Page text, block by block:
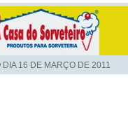
DIA 16 DE MARÇO DE 2011